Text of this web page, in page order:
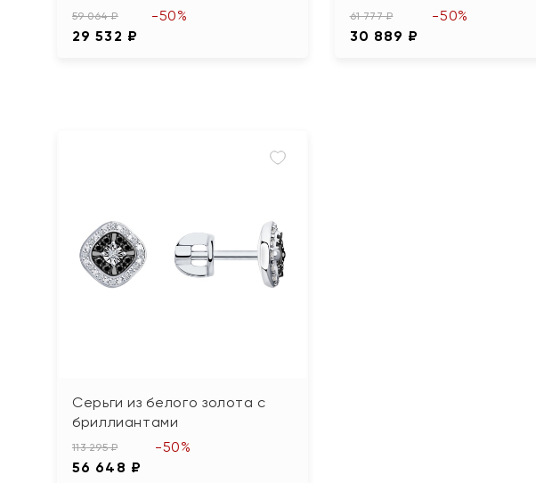
59 064 ₽
29 532 ₽
-50% 61 777 ₽
30 889 ₽
-50%
Серьги из белого золота с
бриллиантами
113 295 ₽
56 648 ₽
-50%